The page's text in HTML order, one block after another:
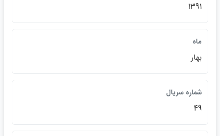
1391
ماه
بهار
شماره سريال
49